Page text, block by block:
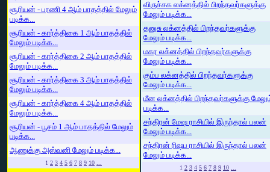
சூரியன் - பரணி 4 ஆம் பாதத்தில் மேலும்
படிக்க...
சூரியன் - கார்த்திகை 1 ஆம் பாதத்தில்
மேலும் படிக்க...
சூரியன் - கார்த்திகை 2 ஆம் பாதத்தில்
மேலும் படிக்க...
சூரியன் - கார்த்திகை 3 ஆம் பாதத்தில்
மேலும் படிக்க...
சூரியன் - கார்த்திகை 4 ஆம் பாதத்தில்
மேலும் படிக்க...
சூரியன் - பூசம் 1 ஆம் பாதத்தில் மேலும்
படிக்க...
ஆணுக்கு அஸ்வனி மேலும் படிக்க...
1 2 3 4 5 6 7 8 9 10 ...
விருச்சக லக்னத்தில் பிறந்தவர்களுக்கு
மேலும் படிக்க...
தனுசு லக்னத்தில் பிறந்தவர்களுக்கு
மேலும் படிக்க...
மகர லக்னத்தில் பிறந்தவர்களுக்கு
மேலும் படிக்க...
கும்ப லக்னத்தில் பிறந்தவர்களுக்கு
மேலும் படிக்க...
மீன லக்னத்தில் பிறந்தவர்களுக்கு
படிக்க...
சந்திரன் மேஷ ராசியில் இருந்தால் பலன்
மேலும் படிக்க...
சந்திரன் ரிஷப ராசியில் இருந்தால் பலன்
மேலும் படிக்க...
1 2 3 4 5 6 7 8 9 10 ...